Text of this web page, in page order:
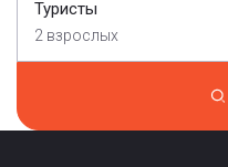
Туристы
2 взрослых